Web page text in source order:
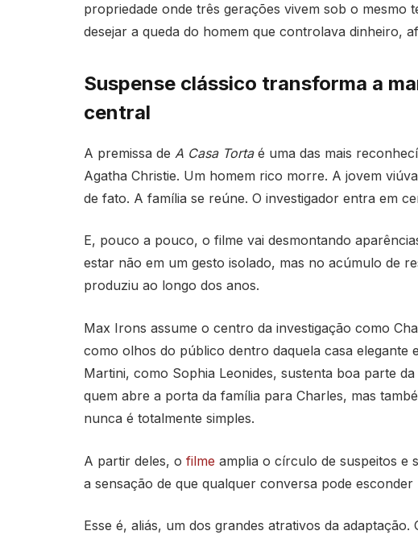
propriedade onde três gerações vivem sob o mesmo
desejar a queda do homem que controlava dinheiro,
Suspense clássico transforma a
central
A premissa de A Casa Tortaé uma das mais
Agatha Christie. Um homem rico morre. A jovem
de fato. A família se reúne. O investigador entra em
E, pouco a pouco, o filme vai desmontando
estar não em um gesto isolado, mas no acúmulo de
produziu ao longo dos anos.
Max Irons assume o centro da investigação como
como olhos do público dentro daquela casa elegante
Martini, como Sophia Leonides, sustenta boa parte
quem abre a porta da família para Charles, mas
nunca é totalmente simples.
A partir deles, o filme amplia o círculo de suspeitos e
a sensação de que qualquer conversa pode
Esse é, aliás, um dos grandes atrativos da